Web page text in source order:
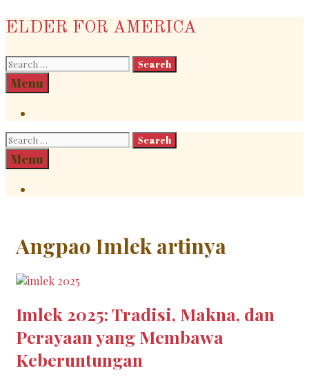
Skip
content
ELDER FOR AMERICA
Search
for:
Search
Menu
Search
for:
Search
Menu
Angpao Imlek artinya
Imlek 2025: Tradisi, Makna, dan
Perayaan yang Membawa
Keberuntungan